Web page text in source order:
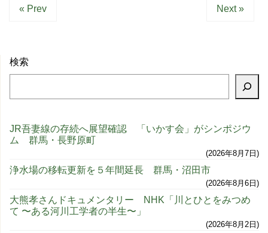
« Prev Next »
検索
JR吾妻線の存続へ展望確認 「いかす会」がシンポジウ
ム 群馬・長野原町
2026年8月7日
浄水場の移転更新を５年間延長 群馬・沼田市
2026年8月6日
大熊孝さんドキュメンタリー NHK「川とひとをみつめ
て 〜ある河川工学者の半生〜」
2026年8月2日